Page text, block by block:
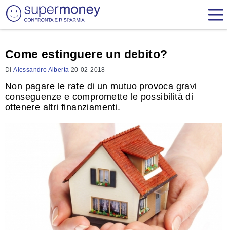
Come estinguere un debito?
DiAlessandro Alberta 20-02-2018
Non pagare le rate di un mutuo provoca gravi
conseguenze e compromette le possibilità di
ottenere altri finanziamenti.